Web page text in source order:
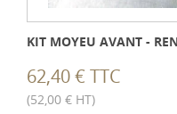
KIT MOYEU AVANT -
62,40 € TTC
(52,00 € HT)